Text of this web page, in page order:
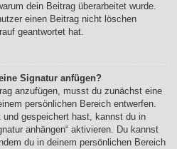
dein Beitrag überarbeitet wurde.
einen Beitrag nicht löschen
geantwortet hat.
Signatur anfügen?
anzufügen, musst du zunächst eine
persönlichen Bereich entwerfen.
gespeichert hast, kannst du in
anhängen“ aktivieren. Du kannst
du in deinem persönlichen Bereich